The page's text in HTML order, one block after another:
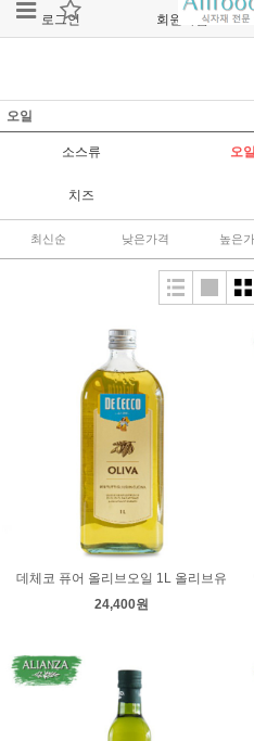
로그인 회원가입
오일
소스류 오일
치즈
최신순 낮은가격 높은
데체코 퓨어 올리브오일 1L 올리브유
24,400원